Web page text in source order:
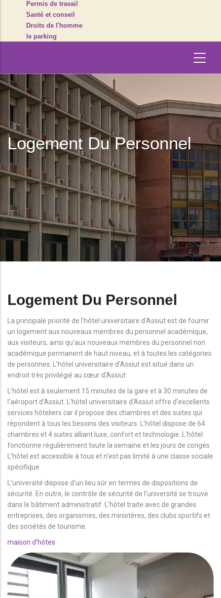
Permis de travail
Santé et conseil
Droits de l'homme
le parking
Logement Du Personnel
Logement Du Personnel
La principale priorité de l'hôtel universitaire d'Assiut est de fournir
un logement aux nouveaux membres du personnel académique,
aux visiteurs, ainsi qu'aux nouveaux membres du personnel non
académique permanent de haut niveau, et à toutes les catégories
de personnes. L'hôtel universitaire d'Assiut est situé dans un
endroit très privilégié au cœur d'Assiut.
L’hôtel est à seulement 15 minutes de la gare et à 30 minutes de
l'aéroport d'Assiut. L'hôtel universitaire d'Assiut offre d'excellents
services hôteliers car il propose des chambres et des suites qui
répondent à tous les besoins des visiteurs. L'hôtel dispose de 64
chambres et 4 suites alliant luxe, confort et technologie. L'hôtel
fonctionne régulièrement toute la semaine et les jours de congés.
L'hôtel est accessible à tous et n'est pas limité à une classe sociale
spécifique.
L'université dispose d'un lieu sûr en termes de dispositions de
sécurité. En outre, le contrôle de sécurité de l'université se trouve
dans le bâtiment administratif. L'hôtel traite avec de grandes
entreprises, des organismes, des ministères, des clubs sportifs et
des sociétés de tourisme.
maison d'hôtes